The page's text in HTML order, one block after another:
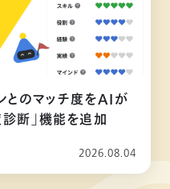
とのマッチ度をAIが
断」機能を追加
2026.08.04